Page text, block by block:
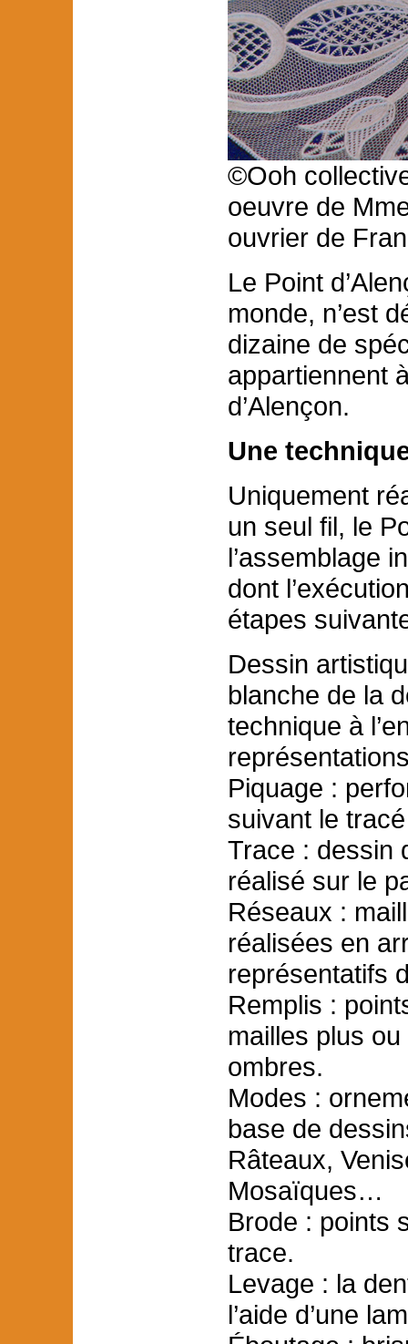
©Ooh
oeuvre de
ouvrier de
Le Point
monde, n’est
dizaine de
appartiennent
d’Alençon.
Une
Uniquement
un seul fil, le
l’assemblage
dont
étapes
Dessin
blanche de la
technique à
Piquage :
suivant le
Trace : dessin
réalisé sur le
Réseaux :
réalisées en
représentatifs
Remplis :
mailles plus
ombres.
Modes :
base de
Râteaux,
Mosaïques…
Brode : points
trace.
Levage : la
l’aide d’une